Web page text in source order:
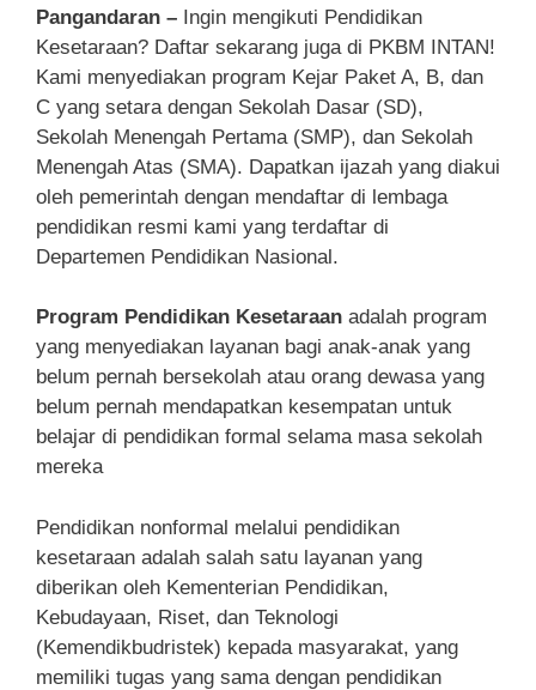
Pangandaran – Ingin mengikuti Pendidikan
Kesetaraan? Daftar sekarang juga di PKBM INTAN!
Kami menyediakan program Kejar Paket A, B, dan
C yang setara dengan Sekolah Dasar (SD),
Sekolah Menengah Pertama (SMP), dan Sekolah
Menengah Atas (SMA). Dapatkan ijazah yang diakui
oleh pemerintah dengan mendaftar di lembaga
pendidikan resmi kami yang terdaftar di
Departemen Pendidikan Nasional.
Program Pendidikan Kesetaraan adalah program
yang menyediakan layanan bagi anak-anak yang
belum pernah bersekolah atau orang dewasa yang
belum pernah mendapatkan kesempatan untuk
belajar di pendidikan formal selama masa sekolah
mereka
Pendidikan nonformal melalui pendidikan
kesetaraan adalah salah satu layanan yang
diberikan oleh Kementerian Pendidikan,
Kebudayaan, Riset, dan Teknologi
(Kemendikbudristek) kepada masyarakat, yang
memiliki tugas yang sama dengan pendidikan